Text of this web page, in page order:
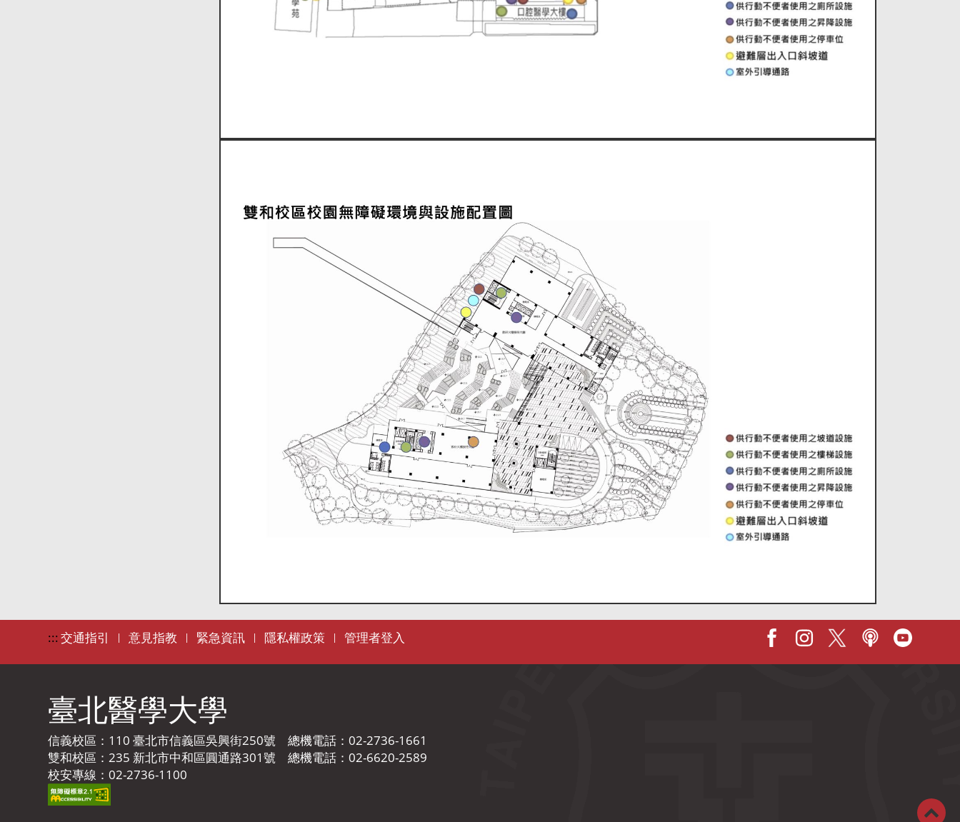
:::交通指引 | 意見指教 | 緊急資訊 | 隱私權政策 | 管理者登入
Facebook
IG Podcast
臺北醫學大學
信義校區：110 臺北市信義區吳興街250號 總機電話：02-2736-1661
雙和校區：235 新北市中和區圓通路301號 總機電話：02-6620-2589
校安專線：02-2736-1100